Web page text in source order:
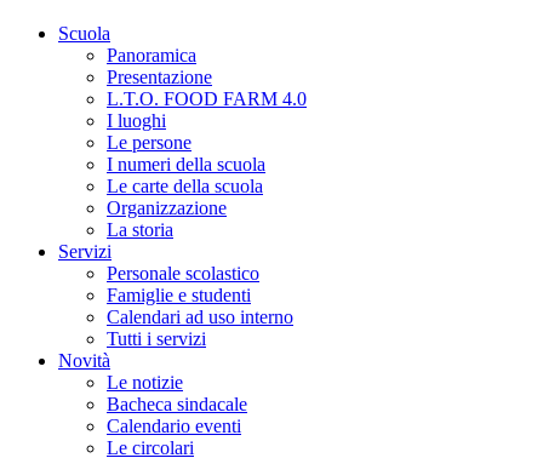
Scuola
Panoramica
Presentazione
L.T.O. FOOD FARM 4.0
I luoghi
Le persone
I numeri della scuola
Le carte della scuola
Organizzazione
La storia
Servizi
Personale scolastico
Famiglie e studenti
Calendari ad uso interno
Tutti i servizi
Novità
Le notizie
Bacheca sindacale
Calendario eventi
Le circolari